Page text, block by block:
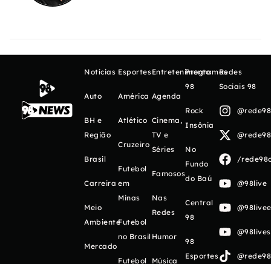
Notícias
Auto
BH e
Região
Brasil
Carreira
Meio
Ambiente
Mercado
Esportes
América
Atlético
Cruzeiro
Futebol
em
Minas
Futebol
no Brasil
Futebol
Entretenimento
Agenda
Cinema,
TV e
Séries
Famosos
Nas
Redes
Humor
Música
Programas
98
Rock
Insônia
No
Fundo
do Baú
Central
98
98
Esportes
Redes
Sociais 98
/
@98live